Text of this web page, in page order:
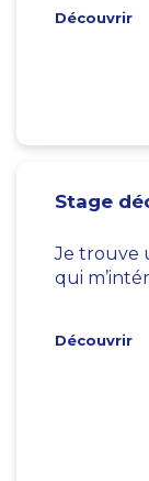
Découvrir
Stage
Je trouve
qui
Découvrir